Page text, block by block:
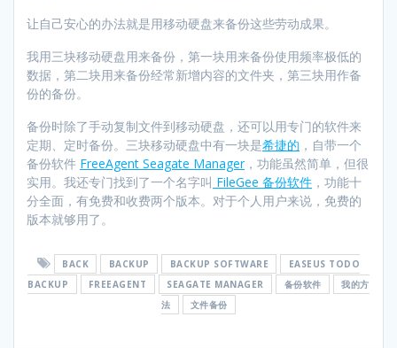
让自己安心的办法就是用移动硬盘来备份这些劳动成果。
我用三块移动硬盘用来备份，第一块用来备份使用频率极低的
数据，第二块用来备份经常新增内容的文件夹，第三块用作备
份的备份。
备份时除了手动复制文件到移动硬盘，还可以用专门的软件来
定期、定时备份。三块移动硬盘中有一块是希捷的 ，自带一个
备份软件 FreeAgent Seagate Manager，功能虽然简单，但很
实用。我还专门找到了一个名字叫 FileGee 备份软件 ，功能十
分全面，有免费和收费两个版本。对于个人用户来说，免费的
版本就够用了。
BACK BACKUP BACKUP SOFTWARE
EASEUS TODO
BACKUP
FREEAGENT SEAGATE MANAGER 备份软件
我的方
法
文件备份